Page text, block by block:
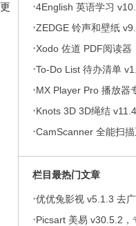
·4English 英语学习
·ZEDGE 铃声和壁纸
·Xodo 佐道 PDF阅读器
·To-Do List 待办清单
待办事项、时间管理软
·MX Player Pro 播放器
费专业版
·Knots 3D 3D绳结
·CamScanner 全能扫
栏目最热门文章
·优优兔影视 v5.1.3 去
器
·Picsart 美易 v30.5.2